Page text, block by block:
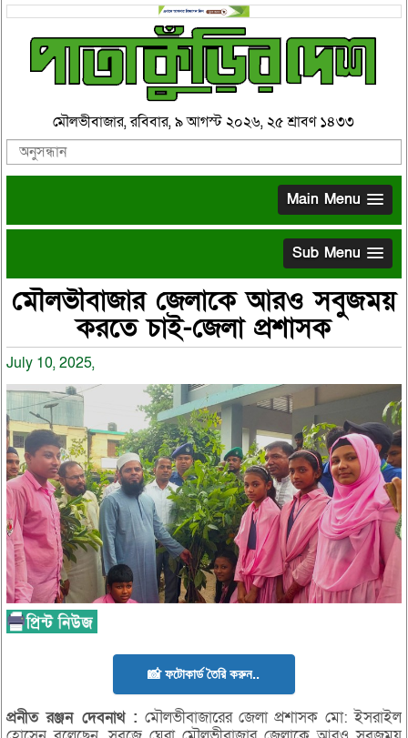
মৌলভীবাজার, রবিবার, ৯ আগস্ট ২০২৬, ২৫ শ্রাবণ ১৪৩৩
Main Menu
Sub Menu
মৌলভীবাজার জেলাকে আরও সবুজময়
করতে চাই-জেলা প্রশাসক
July 10, 2025,
📸 ফটোকার্ড তৈরি করুন..
প্রনীতরঞ্জন দেবনাথ : মৌলভীবাজারের জেলা প্রশাসক মো: ইসরাইল